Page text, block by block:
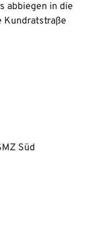
abbiegen in die
Kundratstraße
Süd